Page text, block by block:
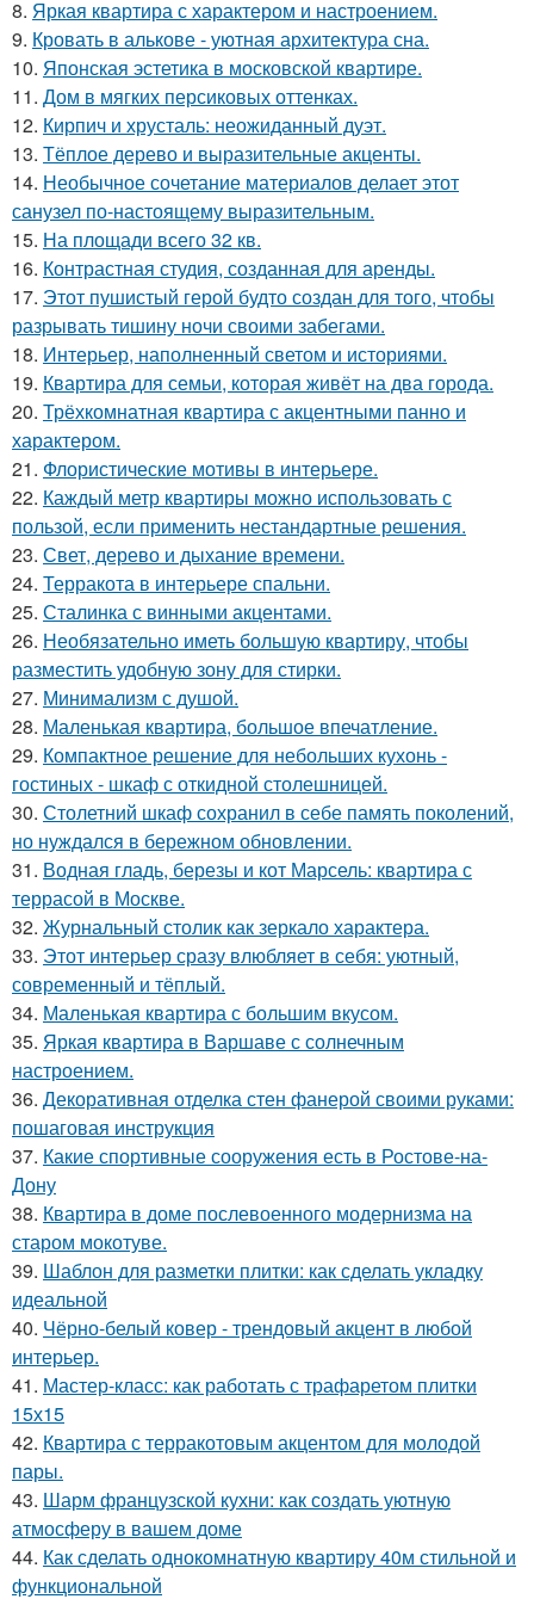
8. Яркая квартира с характером и настроением.
9. Кровать в алькове - уютная архитектура сна.
10. Японская эстетика в московской квартире.
11. Дом в мягких персиковых оттенках.
12. Кирпич и хрусталь: неожиданный дуэт.
13. Тёплое дерево и выразительные акценты.
14. Необычное сочетание материалов делает этот
санузел по-настоящему выразительным.
15. На площади всего 32 кв.
16. Контрастная студия, созданная для аренды.
17. Этот пушистый герой будто создан для того, чтобы
разрывать тишину ночи своими забегами.
18. Интерьер, наполненный светом и историями.
19. Квартира для семьи, которая живёт на два города.
20. Трёхкомнатная квартира с акцентными панно и
характером.
21. Флористические мотивы в интерьере.
22. Каждый метр квартиры можно использовать с
пользой, если применить нестандартные решения.
23. Свет, дерево и дыхание времени.
24. Терракота в интерьере спальни.
25. Сталинка с винными акцентами.
26. Необязательно иметь большую квартиру, чтобы
разместить удобную зону для стирки.
27. Минимализм с душой.
28. Маленькая квартира, большое впечатление.
29. Компактное решение для небольших кухонь -
гостиных - шкаф с откидной столешницей.
30. Столетний шкаф сохранил в себе память поколений,
но нуждался в бережном обновлении.
31. Водная гладь, березы и кот Марсель: квартира с
террасой в Москве.
32. Журнальный столик как зеркало характера.
33. Этот интерьер сразу влюбляет в себя: уютный,
современный и тёплый.
34. Маленькая квартира с большим вкусом.
35. Яркая квартира в Варшаве с солнечным
настроением.
36. Декоративная отделка стен фанерой своими руками:
пошаговая инструкция
37. Какие спортивные сооружения есть в Ростове-на-
Дону
38. Квартира в доме послевоенного модернизма на
старом мокотуве.
39. Шаблон для разметки плитки: как сделать укладку
идеальной
40. Чёрно-белый ковер - трендовый акцент в любой
интерьер.
41. Мастер-класс: как работать с трафаретом плитки
15х15
42. Квартира с терракотовым акцентом для молодой
пары.
43. Шарм французской кухни: как создать уютную
атмосферу в вашем доме
44. Как сделать однокомнатную квартиру 40м стильной и
функциональной